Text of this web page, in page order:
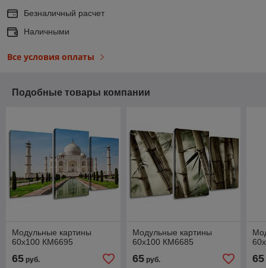
Безналичный расчет
Наличными
Все условия оплаты
Подобные товары компании
Модульные картины
60x100 КМ6695
65 руб.
Модульные картины
60x100 КМ6685
65руб. 65